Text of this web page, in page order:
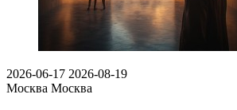
2026-06-17 2026-08-19
Москва Москва